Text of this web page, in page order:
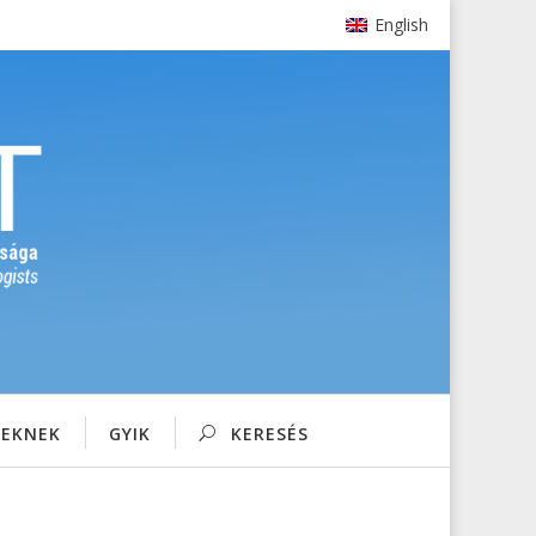
English
GYIK